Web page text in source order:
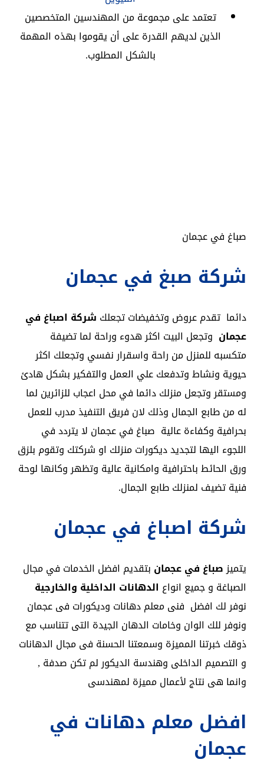
تعتمد على مجموعة من المهندسين المتخصصين
الذين لديهم القدرة على أن يقوموا بهذه المهمة
بالشكل المطلوب.
صباغ في عجمان
شركة صبغ في عجمان
دائما تقدم عروض وتخفيضات تجعلك شركة اصباغ في
عجمان وتجعل البيت اكثر هدوء وراحة لما تضيفة
متكسبه للمنزل من راحة واسقرار نفسي وتجعلك اكثر
حيوية ونشاط وتدفعك علي العمل والتفكير بشكل هادئ
ومستقر وتجعل منزلك دائما في محل اعجاب للزائرين لما
له من طابع الجمال وذلك لان فريق التنفيذ مدرب للعمل
بحرافية وكفاءة عالية صباغ في عجمان لا يتردد في
اللجوء اليها لتجديد ديكورات منزلك او شركتك وتقوم بلزق
ورق الحائط باحترافية وامكانية عالية وتظهر وكانها لوحة
فنية تضيف لمنزلك طابع الجمال.
شركة اصباغ في عجمان
يتميزصباغ في عجمان بتقديم افضل الخدمات في مجال
الصباغة و جميع انواع الدهانات الداخلية والخارجية
نوفر لك افضل فنى معلم دهانات وديكورات فى عجمان
ونوفر للك الوان وخامات الدهان الجيدة التى تتناسب مع
ذوقك خبرتنا المميزة وسمعتنا الحسنة فى مجال الدهانات
و التصميم الداخلى وهندسة الديكور لم تكن صدفة ,
وانما هى نتاج لأعمال مميزة لمهندسى
افضل معلم دهانات في
عجمان